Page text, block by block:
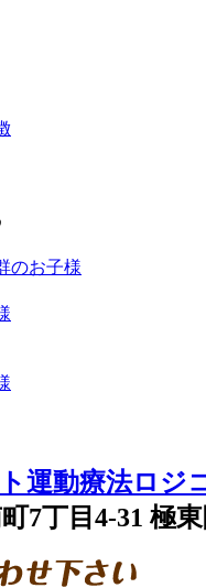
のお子様
7丁目4-31 極